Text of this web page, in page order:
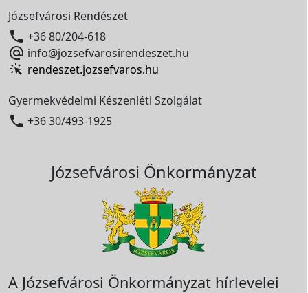
Józsefvárosi Rendészet
 +36 80/204-618
 info@jozsefvarosirendeszet.hu
rendeszet.jozsefvaros.hu
Gyermekvédelmi Készenléti Szolgálat
 +36 30/493-1925
Józsefvárosi Önkormányzat
A Józsefvárosi Önkormányzat hírlevelei